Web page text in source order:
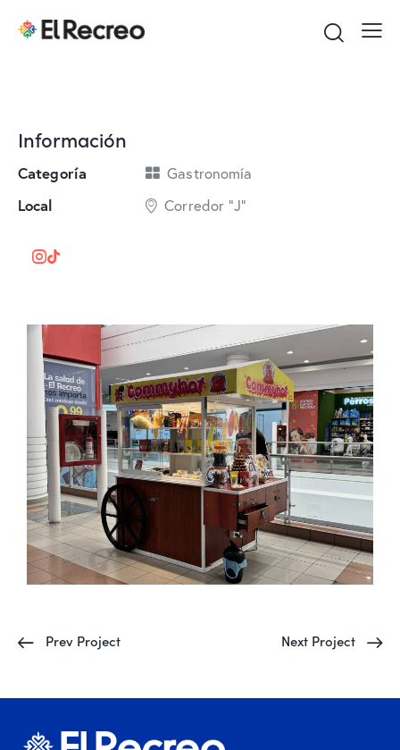
Información
Categoría
Gastronomía
Local
Corredor "J"
Prev Project Next Project